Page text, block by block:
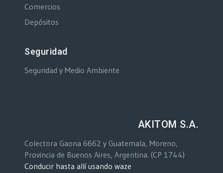
Comercios
Depósitos
Seguridad
Seguridad y Medio Ambiente
AKITOM S.A.
Colectora Gaona 6662 y Guatemala, Moreno,
Provincia de Buenos Aires, Argentina. (CP 1744)
Conducir hasta allí usando waze